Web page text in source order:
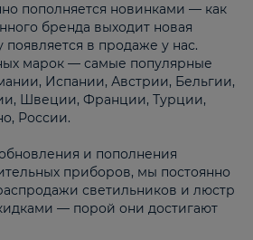
пополняется новинками — как
бренда выходит новая
появляется в продаже у нас.
марок — самые популярные
Испании, Австрии, Бельгии,
Швеции, Франции, Турции,
России.
и пополнения
приборов, мы постоянно
светильников и люстр
— порой они достигают